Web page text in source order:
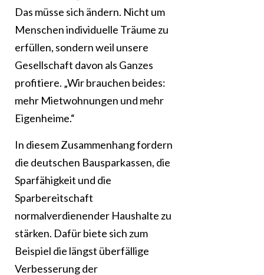
Das müsse sich ändern. Nicht um
Menschen individuelle Träume zu
erfüllen, sondern weil unsere
Gesellschaft davon als Ganzes
profitiere. „Wir brauchen beides:
mehr Mietwohnungen und mehr
Eigenheime.“
In diesem Zusammenhang fordern
die deutschen Bausparkassen, die
Sparfähigkeit und die
Sparbereitschaft
normalverdienender Haushalte zu
stärken. Dafür biete sich zum
Beispiel die längst überfällige
Verbesserung der